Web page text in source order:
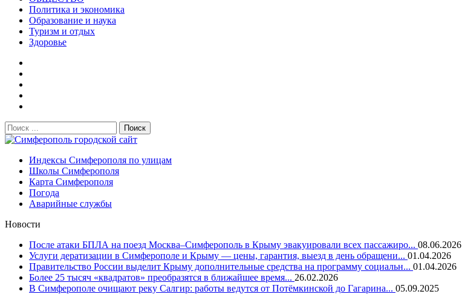
Политика и экономика
Образование и наука
Туризм и отдых
Здоровье
Поиск:
Симферополь городской сайт
Индексы Симферополя по улицам
Школы Симферополя
Карта Симферополя
Погода
Аварийные службы
Новости
После атаки БПЛА на поезд Москва–Симферополь в Крыму эвакуировали всех пассажиро... 08.06.2026
Услуги дератизации в Симферополе и Крыму — цены, гарантия, выезд в день обращени... 01.04.2026
Правительство России выделит Крыму дополнительные средства на программу социальн... 01.04.2026
Более 25 тысяч «квадратов» преобразятся в ближайшее время... 26.02.2026
В Симферополе очищают реку Салгир: работы ведутся от Потёмкинской до Гагарина... 05.09.2025